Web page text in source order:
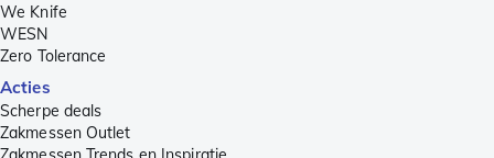
We Knife
WESN
Zero Tolerance
Acties
Scherpe deals
Zakmessen Outlet